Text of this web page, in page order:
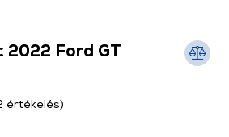
2022 Ford GT
értékelés)